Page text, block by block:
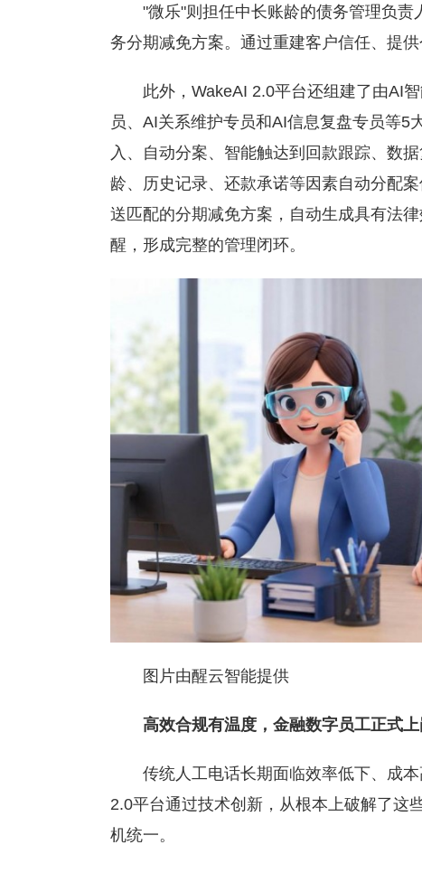
"微乐"则担任中长账龄的债务管理负责
务分期减免方案。通过重建客户信任、提
此外，WakeAI 2.0平台还组建了由AI智
员、AI关系维护专员和AI信息复盘专员等5
入、自动分案、智能触达到回款跟踪、数
龄、历史记录、还款承诺等因素自动分配
送匹配的分期减免方案，自动生成具有法
醒，形成完整的管理闭环。
图片由醒云智能提供
高效合规有温度，金融数字员工正式上
传统人工电话长期面临效率低下、成本
2.0平台通过技术创新，从根本上破解了这
机统一。